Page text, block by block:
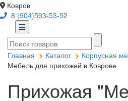
Ковров
8 (904)593-53-52
Главная Каталог Корпусная
Мебель для прихожей в Коврове
Прихожая